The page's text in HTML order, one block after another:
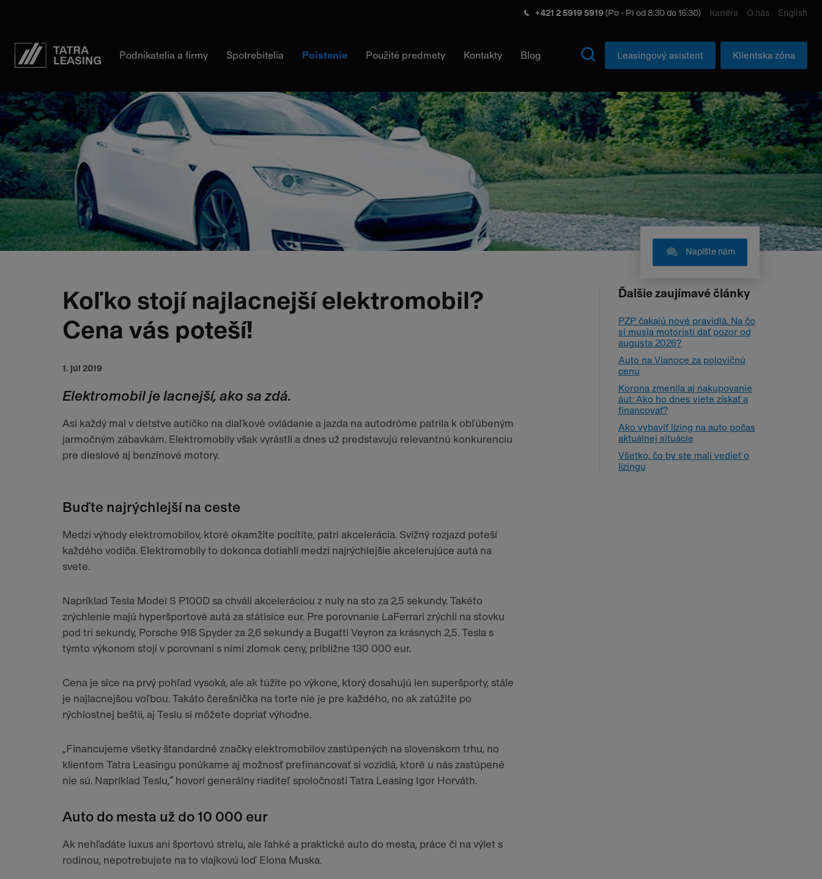
Tatra-
Leasing
Podnikatelia a firmy Spotrebitelia Poistenie Použité predmety Kontakty Blog
+421 2 5919 5919(Po - Pi od 8:30 do 16:30) Kariéra O nás English
Klientska zóna
Leasingový asistent
Napíšte nám
Koľko stojí najlacnejší elektromobil?
Cena vás poteší!
1. júl 2019
Elektromobil je lacnejší, ako sa zdá.
Asi každý mal v detstve autíčko na diaľkové ovládanie a jazda na autodróme patrila k obľúbeným
jarmočným zábavkám. Elektromobily však vyrástli a dnes už predstavujú relevantnú konkurenciu
pre dieslové aj benzínové motory.
Buďte najrýchlejší na ceste
Medzi výhody elektromobilov, ktoré okamžite pocítite, patrí akcelerácia. Svižný rozjazd poteší
každého vodiča. Elektromobily to dokonca dotiahli medzi najrýchlejšie akcelerujúce autá na
svete.
Napríklad Tesla Model S P100D sa chváli akceleráciou z nuly na sto za 2,5 sekundy. Takéto
zrýchlenie majú hyperšportové autá za státisíce eur. Pre porovnanie LaFerrari zrýchli na stovku
pod tri sekundy, Porsche 918 Spyder za 2,6 sekundy a Bugatti Veyron za krásnych 2,5. Tesla s
týmto výkonom stojí v porovnaní s nimi zlomok ceny, približne 130 000 eur.
Cena je síce na prvý pohľad vysoká, ale ak túžite po výkone, ktorý dosahujú len superšporty, stále
je najlacnejšou voľbou. Takáto čerešnička na torte nie je pre každého, no ak zatúžite po
rýchlostnej beštii, aj Teslu si môžete dopriať výhodne.
„Financujeme všetky štandardné značky elektromobilov zastúpených na slovenskom trhu, no
klientom Tatra Leasingu ponúkame aj možnosť prefinancovať si vozidlá, ktoré u nás zastúpené
nie sú. Napríklad Teslu,“ hovorí generálny riaditeľ spoločnosti Tatra Leasing Igor Horváth.
Auto do mesta už do 10 000 eur
Ak nehľadáte luxus ani športovú strelu, ale ľahké a praktické auto do mesta, práce či na výlet s
rodinou, nepotrebujete na to vlajkovú loď Elona Muska.
Ďalšie zaujímavé články
PZP čakajú nové pravidlá. Na čo
si musia motoristi dať pozor od
augusta 2026?
Auto na Vianoce za polovičnú
cenu
Korona zmenila aj nakupovanie
áut: Ako ho dnes viete získať a
financovať?
Ako vybaviť lízing na auto počas
aktuálnej situácie
Všetko, čo by ste mali vedieť o
lízingu